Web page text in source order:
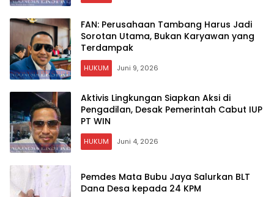
FAN: Perusahaan Tambang Harus Jadi
Sorotan Utama, Bukan Karyawan yang
Terdampak
HUKUM Juni 9, 2026
Aktivis Lingkungan Siapkan Aksi di
Pengadilan, Desak Pemerintah Cabut IUP
PT WIN
HUKUM Juni 4, 2026
Pemdes Mata Bubu Jaya Salurkan BLT
Dana Desa kepada 24 KPM